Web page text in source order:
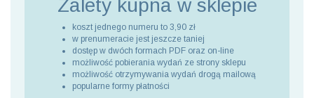
Zalety kupna w sklepie
koszt jednego numeru to 3,90 zł
w prenumeracie jest jeszcze taniej
dostęp w dwóch formach PDF oraz on-line
możliwość pobierania wydań ze strony sklepu
możliwość otrzymywania wydań drogą mailową
popularne formy płatności